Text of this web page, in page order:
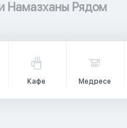
Намазханы Рядом
Кафе Медресе